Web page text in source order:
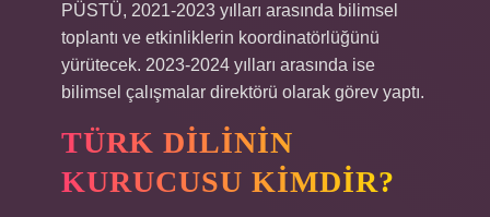
PÜSTÜ, 2021-2023 yılları arasında bilimsel
toplantı ve etkinliklerin koordinatörlüğünü
yürütecek. 2023-2024 yılları arasında ise
bilimsel çalışmalar direktörü olarak görev yaptı.
TÜRK DILININ
KURUCUSU KIMDIR?